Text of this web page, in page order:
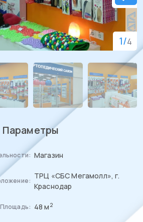
1/4
Параметры
Магазин
ТРЦ «СБС Мегамолл», г.
Краснодар
Площадь: 48 м 2